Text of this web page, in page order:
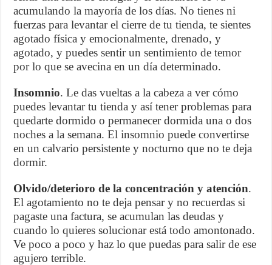
acumulando la mayoría de los días. No tienes ni
fuerzas para levantar el cierre de tu tienda, te sientes
agotado física y emocionalmente, drenado, y
agotado, y puedes sentir un sentimiento de temor
por lo que se avecina en un día determinado.
Insomnio. Le das vueltas a la cabeza a ver cómo
puedes levantar tu tienda y así tener problemas para
quedarte dormido o permanecer dormida una o dos
noches a la semana. El insomnio puede convertirse
en un calvario persistente y nocturno que no te deja
dormir.
Olvido/deterioro de la concentración y atención.
El agotamiento no te deja pensar y no recuerdas si
pagaste una factura, se acumulan las deudas y
cuando lo quieres solucionar está todo amontonado.
Ve poco a poco y haz lo que puedas para salir de ese
agujero terrible.